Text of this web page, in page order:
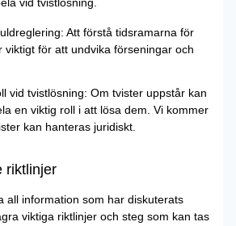
Att förstå tidsramarna för
viktigt för att undvika förseningar och
vid tvistlösning: Om tvister uppstår kan
en viktig roll i att lösa dem. Vi kommer
kan hanteras juridiskt.
riktlinjer
all information som har diskuterats
viktiga riktlinjer och steg som kan tas